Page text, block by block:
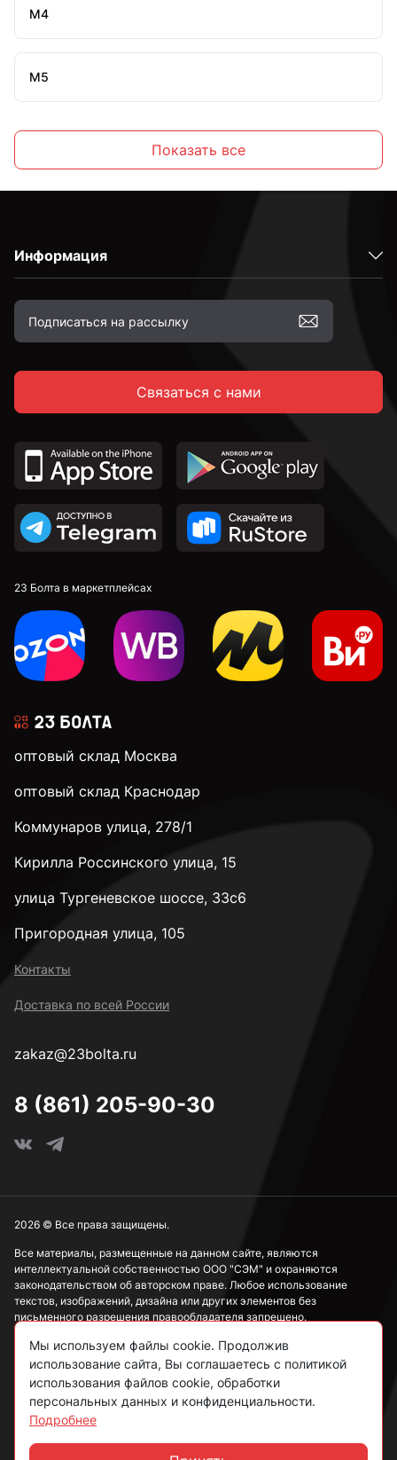
М4
М5
М10
М12
Показать все
Информация
Связаться с нами
23 Болта в маркетплейсах
оптовый склад Москва
оптовый склад Краснодар
Коммунаров улица, 278/1
Кирилла Россинского улица, 15
улица Тургеневское шоссе, 33с6
Пригородная улица, 105
Контакты
Доставка по всей России
zakaz@23bolta.ru
8 (861) 205-90-30
Все материалы, размещенные на данном сайте, являются
интеллектуальной собственностью ООО "СЭМ" и охраняются
законодательством об авторском праве. Любое использование
текстов, изображений, дизайна или других элементов без
письменного разрешения правообладателя запрещено.
Информация, представленная на сайте, носит исключительно
ознакомительный характер и не может рассматриваться как
публичная оферта в соответствии со ст. 437 ГК РФ.
Политика конфиденциальности
Согласие на обработку данных
2026 © Все права защищены.
Мы используем файлы cookie. Продолжив
использование сайта, Вы соглашаетесь с политикой
использования файлов cookie, обработки
персональных данных и конфиденциальности.
Подробнее